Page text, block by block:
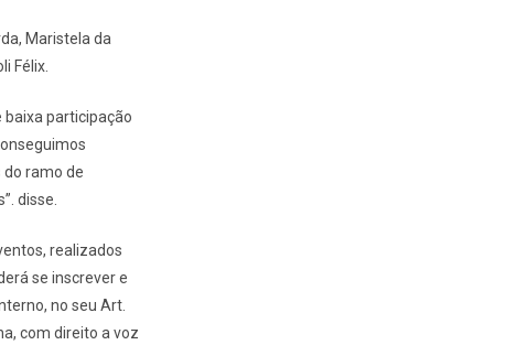
Maristela da
Félix.
baixa participação
ramo de
disse.
realizados
se inscrever e
no seu Art.
com direito a voz